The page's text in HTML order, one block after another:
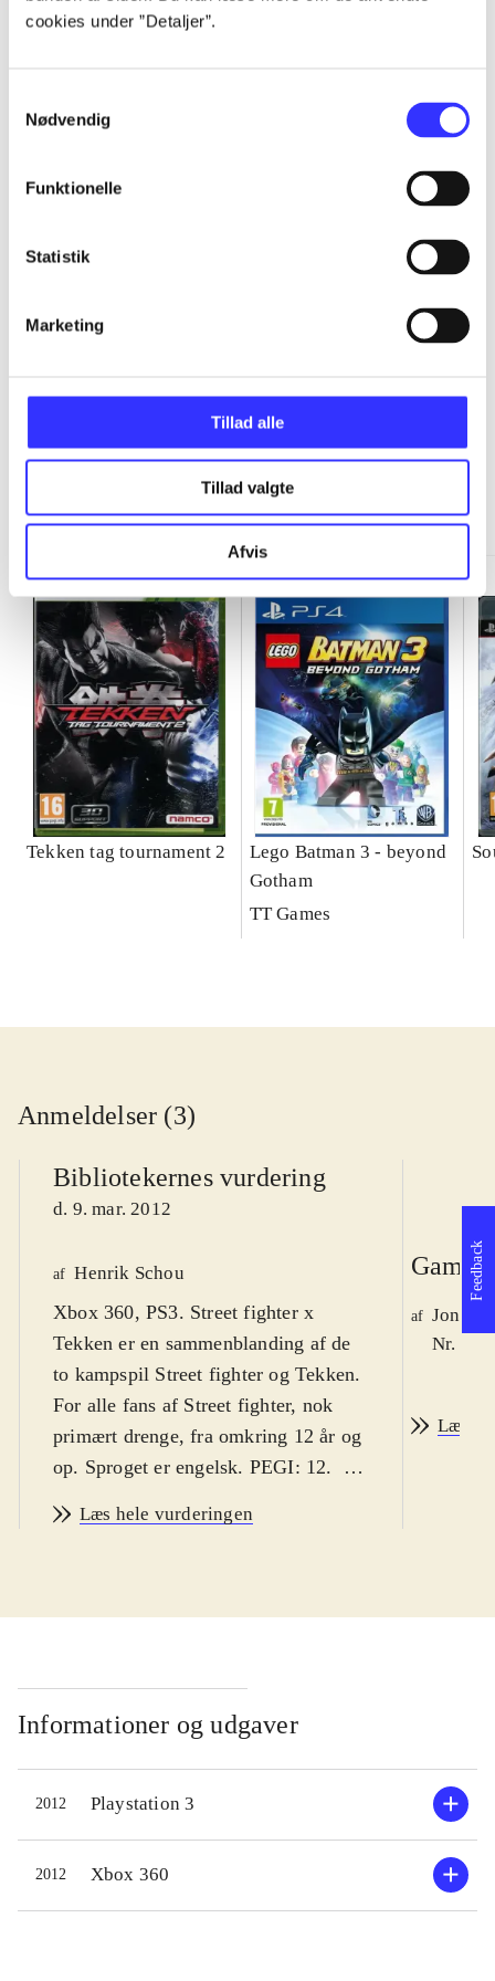
cookies under ”Detaljer”.
Nødvendig
Funktionelle
Statistik
Marketing
Tillad alle
Tillad valgte
Afvis
...
...
...
...
Tekken tag tournament 2
Lego Batman 3 - beyond
Gotham
TT Games
Anmeldelser (3)
Bibliotekernes vurdering
d. 9. mar. 2012
af Henrik Schou
Xbox 360, PS3. Street fighter x
Tekken er en sammenblanding af de
to kampspil Street fighter og Tekken.
For alle fans af Street fighter, nok
primært drenge, fra omkring 12 år og
op. Sproget er engelsk. PEGI: 12.
to populære og kendte
kan vælge to karakterer at kæmpe
kæmpere kan skifte med hinanden.
Figurene er som nævnt en blanding
mellem de kendte figurer fra de to
spiluniverser, men da det er Street
fighter's producenter Capcom, der har
lavet spillet, er hele spillet, inklusiv
Tekken figurene, holdt i Street
Læs hele vurderingen
Game
af Jonas
Nr.
Læs
Informationer og udgaver
2012 Playstation 3
2012 Xbox 360
Feedback